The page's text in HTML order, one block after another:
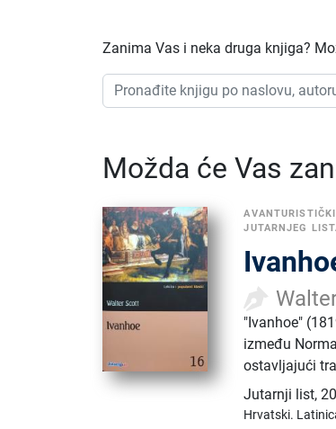
Zanima Vas i neka druga knjiga?
Možda će Vas
JUTARNJEG
"Ivanhoe"
između
ostavljajući
Jutarnji list,
Hrvatski.